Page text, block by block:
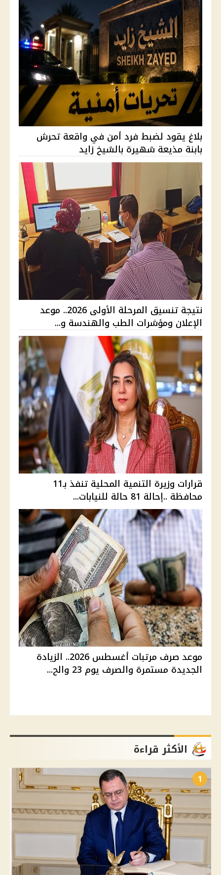
بلاغ يقود لضبط فرد أمن في واقعة تحرش
بابنة مذيعة شهيرة بالشيخ زايد
نتيجة تنسيق المرحلة الأولى 2026.. موعد
الإعلان ومؤشرات الطب والهندسة و...
قرارات وزيرة التنمية المحلية تنفذ بـ11
محافظة ..إحالة 81 حالة للنيابات...
موعد صرف مرتبات أغسطس 2026.. الزيادة
الجديدة مستمرة والصرف يوم 23 والح...
الأكثر قراءة
1